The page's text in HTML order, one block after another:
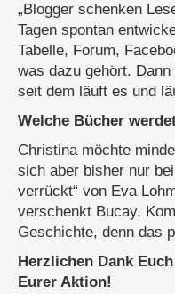
„Blogger schenken
Tagen spontan
Tabelle, Forum,
was dazu gehört.
seit dem läuft es und
Welche Bücher
Christina möchte
sich aber bisher nur
verrückt“ von Eva
verschenkt Bucay,
Geschichte, denn das
Herzlichen Dank
Eurer Aktion!